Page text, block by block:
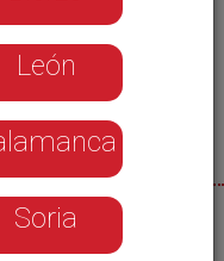
León
Soria